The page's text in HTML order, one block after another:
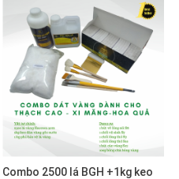
Combo 2500 lá BGH +1kg keo